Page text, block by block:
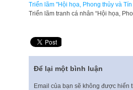
Triển lãm "Hội họa, Phong thủy và
Triển lãm tranh cá nhân “Hội họa,
Để lại một bình luận
Email của bạn sẽ không được hiển